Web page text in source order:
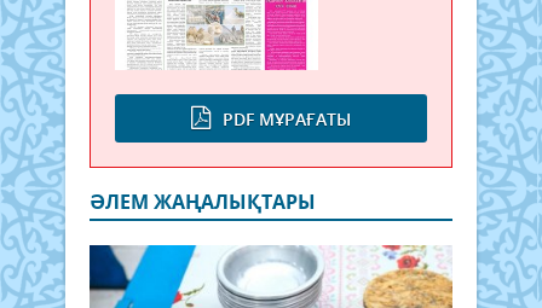
PDF МҰРАҒАТЫ
ӘЛЕМ ЖАҢАЛЫҚТАРЫ